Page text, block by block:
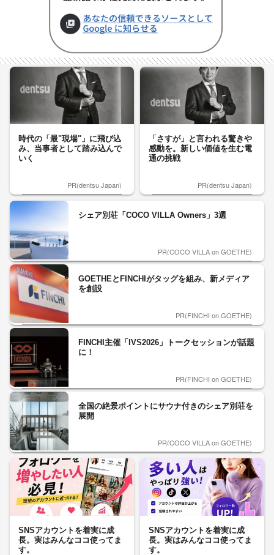
時代の「最"現場"」に飛び込
み、当事者として踏み込んで
いく
PR(dentsu Japan)
「さすが」と言われる驚きや
感動を。新しい価値を生む電
通の挑戦
PR(dentsu Japan)
シェア別荘「COCO VILLA Owners」3選
PR(COCO VILLA on GOETHE)
GOETHEとFINCHIがタッグを組み、新メディア
を創設
PR(FINCHI on GOETHE)
FINCHI主催「IVS2026」トークセッションが話題
に！
PR(FINCHI on GOETHE)
全国の絶景ポイントにサウナ付きのシェア別荘を
展開
PR(COCO VILLA on GOETHE)
SNSアカウントを着実に成
長。実はみんなココ使ってま
す。
SNSアカウントを着実に成
長。実はみんなココ使ってま
す。